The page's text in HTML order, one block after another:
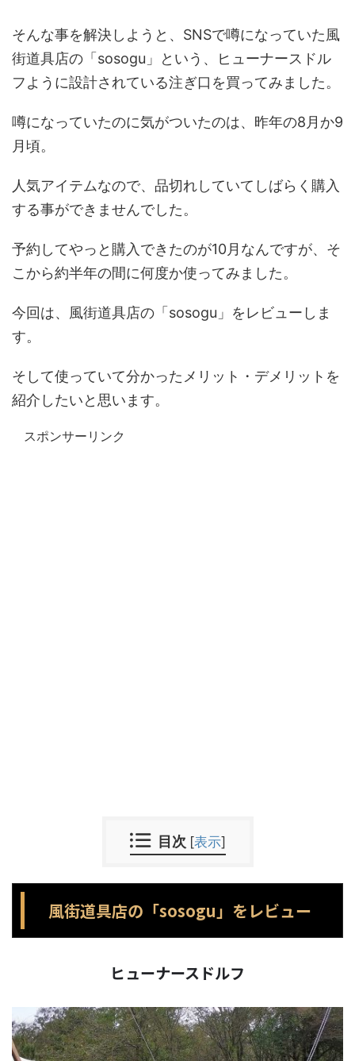
そんな事を解決しようと、SNSで噂になっていた風
街道具店の「sosogu」という、ヒューナースドル
フように設計されている注ぎ口を買ってみました。
噂になっていたのに気がついたのは、昨年の8月か9
月頃。
人気アイテムなので、品切れしていてしばらく購入
する事ができませんでした。
予約してやっと購入できたのが10月なんですが、そ
こから約半年の間に何度か使ってみました。
今回は、風街道具店の「sosogu」をレビューしま
す。
そして使っていて分かったメリット・デメリットを
紹介したいと思います。
スポンサーリンク
目次 [表示]
風街道具店の「sosogu」をレビュー
ヒューナースドルフ